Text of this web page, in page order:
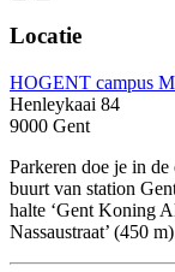
Locatie
HOGENT campus
Henleykaai 84
9000 Gent
Parkeren doe je in
buurt van station
halte ‘Gent Koning
Nassaustraat’ (450